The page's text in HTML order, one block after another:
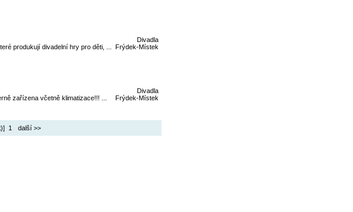
produkují divadelní hry pro děti, ...
Divadla
Frýdek-Místek
zařízena včetně klimatizace!!! ...
Divadla
Frýdek-Místek
)] 1 další >>